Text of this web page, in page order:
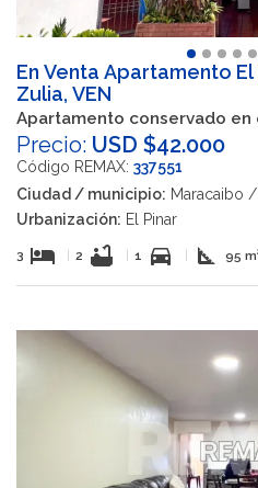
En Venta Apartamento El
Zulia, VEN
Apartamento conservado en
Precio: USD $42.000
Código REMAX: 337551
Ciudad / municipio: Maracaibo
Urbanización: El Pinar
3 hotel 2 bathtub 1 directions_car square_foot 95